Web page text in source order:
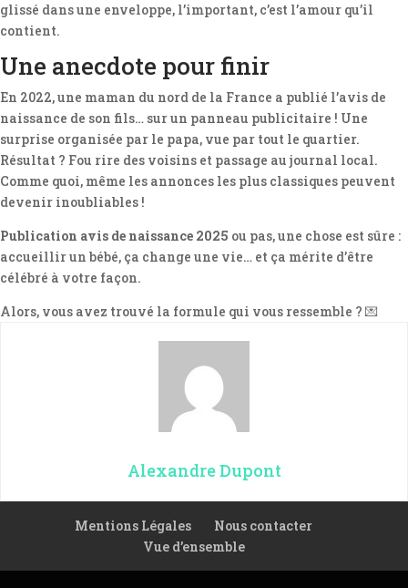
glissé dans une enveloppe, l’important, c’est l’amour qu’il
contient.
Une anecdote pour finir
En 2022, une maman du nord de la France a publié l’avis de
naissance de son fils… sur un panneau publicitaire ! Une
surprise organisée par le papa, vue par tout le quartier.
Résultat ? Fou rire des voisins et passage au journal local.
Comme quoi, même les annonces les plus classiques peuvent
devenir inoubliables !
Publication avis de naissance 2025 ou pas, une chose est sûre :
accueillir un bébé, ça change une vie… et ça mérite d’être
célébré à votre façon.
Alors, vous avez trouvé la formule qui vous ressemble ? 💌
Alexandre Dupont
Mentions Légales
Nous contacter
Vue d’ensemble